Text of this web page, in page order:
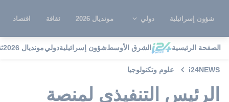
شؤون إسرائيلية دولي مونديال 2026 ثقافة اقتصاد
الصفحة الرئيسية الشرق الأوسطشؤون إسرائيليةدوليمونديال 2026
i24NEWS علوم وتكنولوجيا
الرئيس التنفيذي لمنصة